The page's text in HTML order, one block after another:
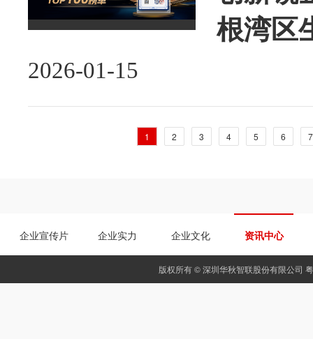
根湾区
2026-01-15
1 2 3 4 5 6 7
企业宣传片 企业实力 企业文化 资讯中心
版权所有 © 深圳华秋智联股份有限公司